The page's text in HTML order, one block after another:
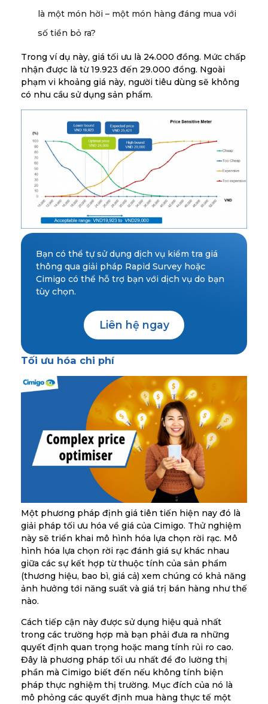
là một món hời – một món hàng đáng mua với
số tiền bỏ ra?
Trong ví dụ này, giá tối ưu là 24.000 đồng. Mức chấp
nhận được là từ 19.923 đến 29.000 đồng. Ngoài
phạm vi khoảng giá này, người tiêu dùng sẽ không
có nhu cầu sử dụng sản phẩm.
Bạn có thể tự sử dụng dịch vụ kiểm tra giá
thông qua giải pháp Rapid Survey hoặc
Cimigo có thể hỗ trợ bạn với dịch vụ do bạn
tùy chọn.
Liên hệ ngay
Tối ưu hóa chi phí
Một phương pháp định giá tiên tiến hiện nay đó là
giải pháp tối ưu hóa về giá của Cimigo. Thử nghiệm
này sẽ triển khai mô hình hóa lựa chọn rời rạc. Mô
hình hóa lựa chọn rời rạc đánh giá sự khác nhau
giữa các sự kết hợp từ thuộc tính của sản phẩm
(thương hiệu, bao bì, giá cả) xem chúng có khả năng
ảnh hưởng tới năng suất và giá trị bán hàng như thế
nào.
Cách tiếp cận này được sử dụng hiệu quả nhất
trong các trường hợp mà bạn phải đưa ra những
quyết định quan trọng hoặc mang tính rủi ro cao.
Đây là phương pháp tối ưu nhất để đo lường thị
phần mà Cimigo biết đến nếu không tính biện
pháp thực nghiệm thị trường. Mục đích của nó là
mô phỏng các quyết định mua hàng thực tế một